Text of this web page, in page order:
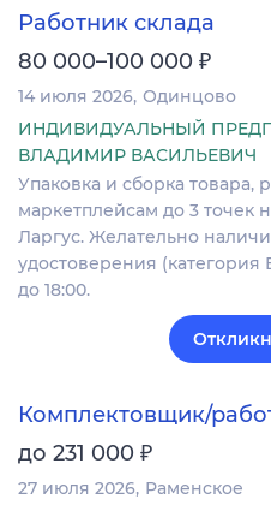
Работник склада
80 000–100 000 ₽
14 июля 2026 Одинцово
ИНДИВИДУАЛЬНЫЙ
ВЛАДИМИР ВАСИЛЬЕВИЧ
Упаковка и сборка товара,
маркетплейсам до 3 точек
Ларгус. Желательно
удостоверения (категория
до 18:00.
Комплектовщик/
до 231 000 ₽
27 июля 2026 Раменское